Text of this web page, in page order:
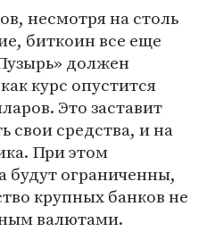
несмотря на столь
биткоин все еще
должен
курс опустится
Это заставит
свои средства, и на
При этом
будут ограниченны,
крупных банков не
валютами.